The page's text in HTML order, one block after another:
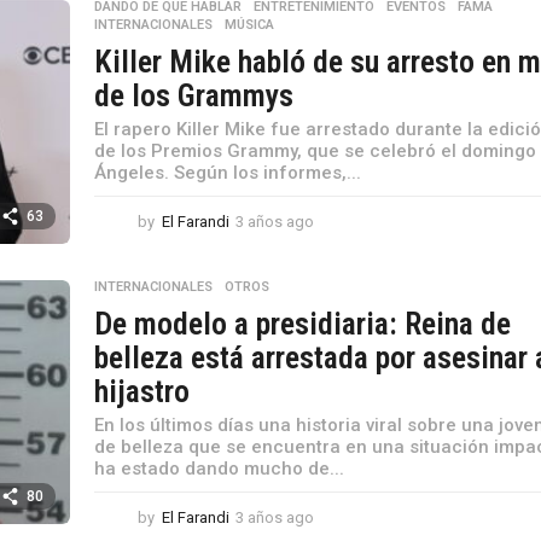
s
g
63
DANDO DE QUE HABLAR ,ENTRETENIMIENTO ,EVENTOS ,FAMA
INTERNACIONALES
,MÚSICA
Killer Mike habló de su arresto en
de los Grammys
El rapero Killer Mike fue arrestado durante la
de los Premios Grammy, que se celebró el domingo
Ángeles. Según los informes,...
by El Farandi 3 años ago
s
a
g
80
INTERNACIONALES ,OTROS
De modelo a presidiaria: Reina de
belleza está arrestada por asesinar
hijastro
En los últimos días una historia viral sobre una
de belleza que se encuentra en una situación
ha estado dando mucho de...
by El Farandi 3 años ago